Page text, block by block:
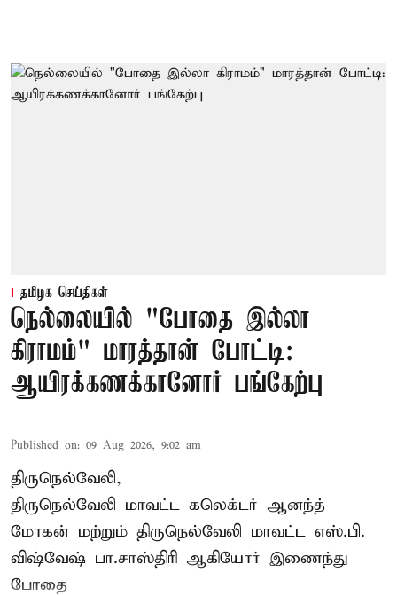
தமிழக செய்திகள்
நெல்லையில் "போதை இல்லா
கிராமம்" மாரத்தான் போட்டி:
ஆயிரக்கணக்கானோர் பங்கேற்பு
Published on: 09 Aug 2026, 9:02 am
திருநெல்வேலி,
திருநெல்வேலி மாவட்ட கலெக்டர் ஆனந்த்
மோகன் மற்றும் திருநெல்வேலி மாவட்ட எஸ்.பி.
விஷ்வேஷ் பா.சாஸ்திரி ஆகியோர் இணைந்து
போதை